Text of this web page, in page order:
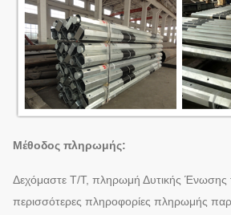
Μέθοδος πληρωμής:
Δεχόμαστε T/T, πληρωμή Δυτικής Ένωσης
περισσότερες πληροφορίες πληρωμής